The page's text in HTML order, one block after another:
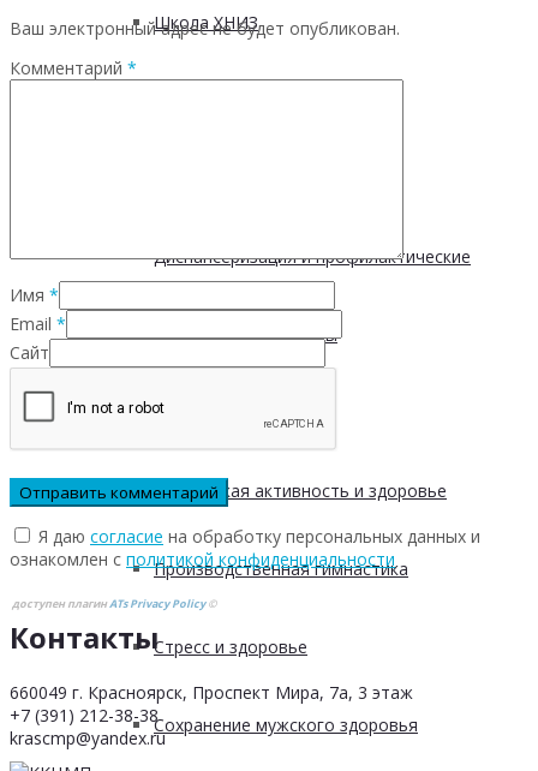
Школа ХНИЗ
Диспансеризация и профилактические
медицинские осмотры
Здоровое питание
Физическая активность и здоровье
Производственная гимнастика
Стресс и здоровье
Сохранение мужского здоровья
Ваш электронный адрес не будет опубликован.
Комментарий *
Имя *
Email *
Сайт
Я даю согласие на обработку персональных данных и
ознакомлен с политикой конфиденциальности
доступен плагинATs Privacy Policy©
Контакты
660049 г. Красноярск, Проспект Мира, 7а, 3 этаж
+7 (391) 212-38-38
krascmp@yandex.ru